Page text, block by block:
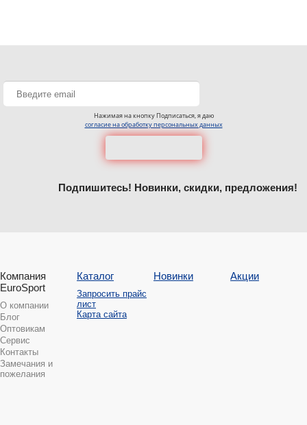
Нажимая на кнопку Подписаться, я даю
согласие на обработку персональных данных
Подпишитесь! Новинки, скидки, предложения!
Компания
EuroSport
О компании
Блог
Оптовикам
Сервис
Контакты
Замечания и
пожелания
Каталог
Запросить прайс
лист
Карта сайта
Новинки Акции